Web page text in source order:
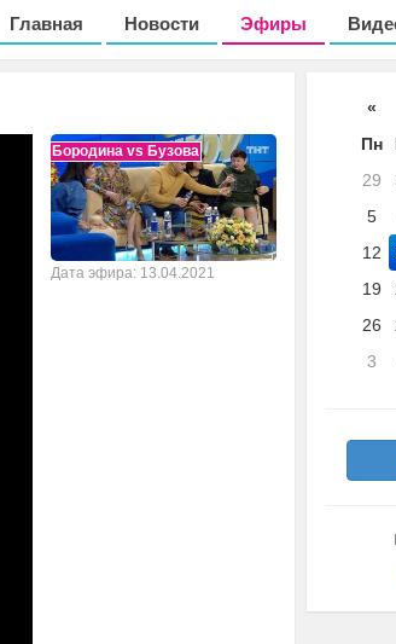
Главная Новости Эфиры
Бородина vs Бузова
Дата эфира: 13.04.2021
«
Пн
29
5
12
19
26
3